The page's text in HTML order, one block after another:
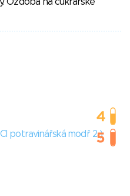
potravinářská modř 2 )